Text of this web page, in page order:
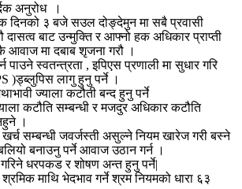
अनुरोध ।
दिनको ३ बजे सउल दोङ्देमुन मा सबै प्रवासी
दासत्व बाट उन्मुक्ति र आफ्नो हक अधिकार प्राप्ती
मा दबाब शृजना गरौ ।
पाउने स्वतन्त्रता , इपिएस प्रणाली मा सुधार गरि
)ड्ब्लुपिस लागु हुनु पर्ने ।
ज्याला कटौती बन्द हुनु पर्ने
कटौति सम्बन्धी र मजदुर अधिकार कटौति
।
सम्बन्धी जवर्जस्ती असुल्ने नियम खारेज गरी बस्ने
बनाउनु पर्ने आवाज उठान गर्न ।
धरपकड र शोषण अन्त हुनु पर्ने|
माथि भेदभाव गर्ने श्रम नियमको धारा ६३